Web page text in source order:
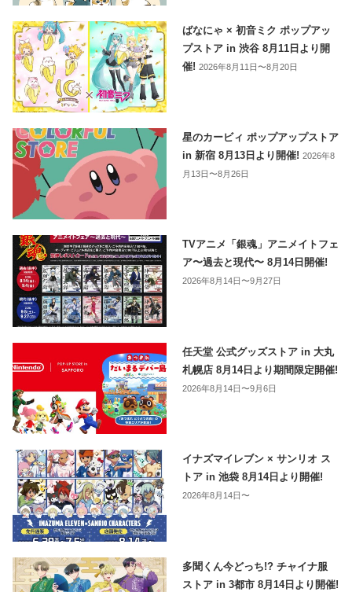
ばなにゃ × 初音ミク ポップアッ
プストア in 渋谷 8月11日より開
催!2026年8月11日〜8月20日
星のカービィ ポップアップストア
in 新宿 8月13日より開催!2026年8
月13日〜8月26日
TVアニメ「銀魂」アニメイトフェ
ア〜過去と現代〜 8月14日開催!
2026年8月14日〜9月27日
任天堂 公式グッズストア in 大丸
札幌店 8月14日より期間限定開催!
2026年8月14日〜9月6日
イナズマイレブン × サンリオ ス
トア in 池袋 8月14日より開催!
2026年8月14日〜
多聞くん今どっち!? チャイナ服
ストア in 3都市 8月14日より開催!